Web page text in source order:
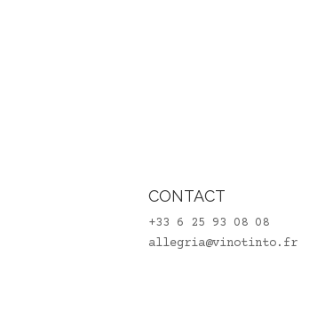
CONTACT
+33 6 25 93 08 08
allegria@vinotinto.fr